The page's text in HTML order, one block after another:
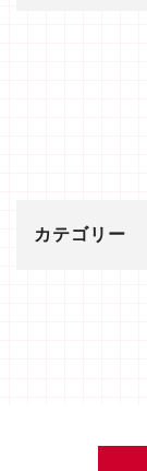
カテゴリー